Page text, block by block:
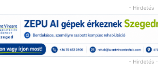
- Hirdetés -
- Hirdetés -